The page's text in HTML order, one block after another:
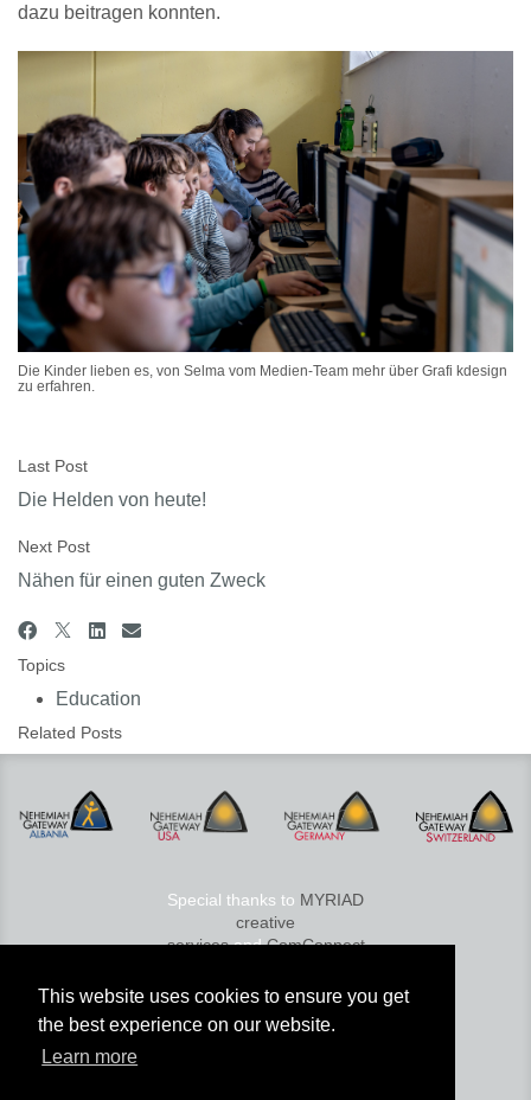
This website uses cookies to ensure you get
the best experience on our website.
Learn more
dazu beitragen konnten.
Die Kinder lieben es, von Selma vom Medien-Team mehr über Grafi kdesign
zu erfahren.
Last Post
Die Helden von heute!
Next Post
Nähen für einen guten Zweck
Topics
Education
Related Posts
Special thanks to MYRIAD
creative
servicesandComConnect
© 2026 Nehemiah Gateway